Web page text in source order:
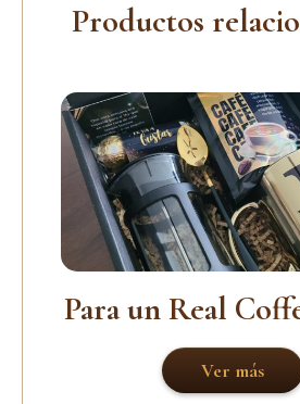
Productos
Para un Real
Ver más